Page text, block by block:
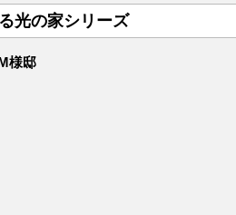
光の家シリーズ
様邸